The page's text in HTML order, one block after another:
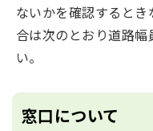
ないかを確認すると
合は次のとおり道路
い。
窓口について